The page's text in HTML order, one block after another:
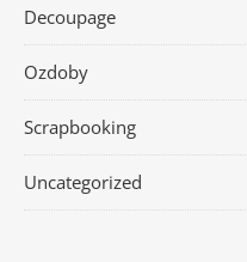
Decoupage
Ozdoby
Scrapbooking
Uncategorized